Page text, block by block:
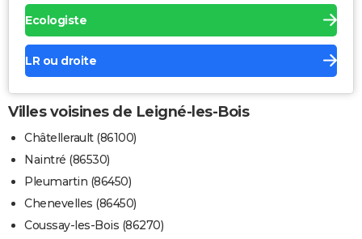
Ecologiste
LR ou droite
Villes voisines de Leigné-les-Bois
Châtellerault (86100)
Naintré (86530)
Pleumartin (86450)
Chenevelles (86450)
Coussay-les-Bois (86270)